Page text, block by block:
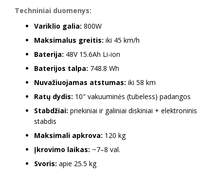
Techniniai duomenys:
Variklio galia: 800W
Maksimalus greitis: iki 45 km/h
Baterija: 48V 15.6Ah Li-ion
Baterijos talpa: 748.8 Wh
Nuvažiuojamas atstumas: iki 58 km
Ratų dydis: 10" vakuuminės (tubeless) padangos
Stabdžiai: priekiniai ir galiniai diskiniai + elektroninis
stabdis
Maksimali apkrova: 120 kg
Įkrovimo laikas: ~7–8 val.
Svoris: apie 25.5 kg